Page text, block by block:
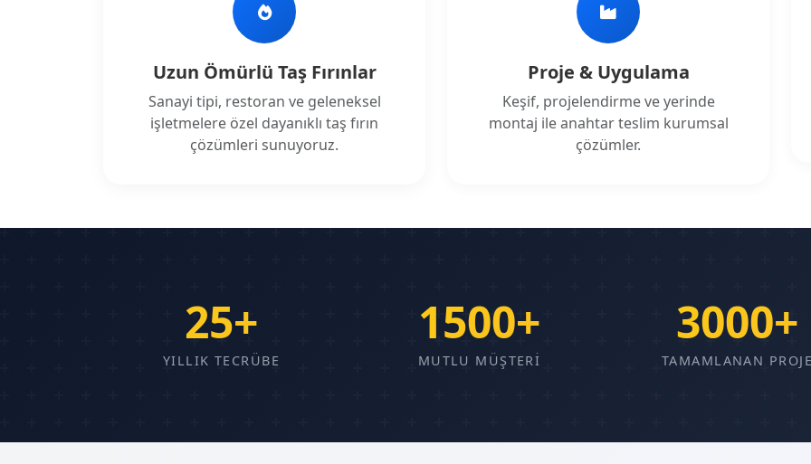
Uzun Ömürlü Taş Fırınlar
Sanayi tipi, restoran ve geleneksel
işletmelere özel dayanıklı taş fırın
çözümleri sunuyoruz.
Proje & Uygulama
Keşif, projelendirme ve yerinde
montaj ile anahtar teslim kurumsal
çözümler.
25+
YILLIK TECRÜBE
1500+
MUTLU MÜŞTERI
3000+
TAMAMLANAN PROJE